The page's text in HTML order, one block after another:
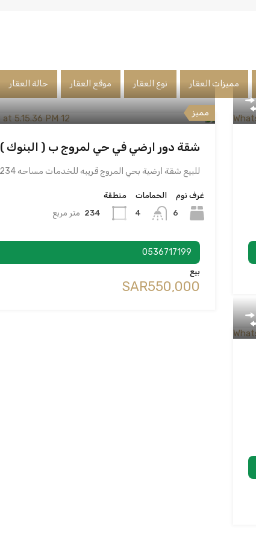
مميزات العقار نوع العقار موقع العقار حالة العقار
مميز
شقة دور ارضي في حي لمروج ب ( البنوك )
للبيع شقة ارضية بحي المروج قريبه للخدمات مساحه 234م مكونة…
غرف نوم
6
الحمامات
4
منطقة
234 متر مربع
0536717199
بيع
‪SAR550,000